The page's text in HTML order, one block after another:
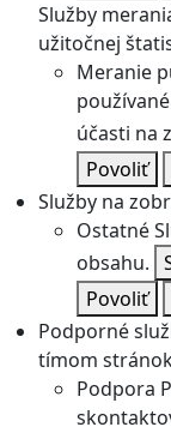
Služby
užitočnej
Meranie
účasti na
Povoliť
Služby na
Ostatné
obsahu.
Povoliť
Podporné
tímom
Podpora